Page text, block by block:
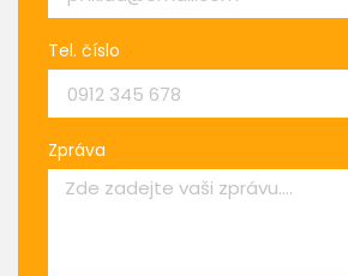
Tel. číslo
Zpráva